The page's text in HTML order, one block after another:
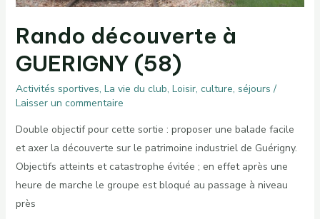
Rando découverte à
GUERIGNY (58)
Activités sportives, La vie du club, Loisir, culture, séjours /
Laisser un commentaire
Double objectif pour cette sortie : proposer une balade facile
et axer la découverte sur le patrimoine industriel de Guérigny.
Objectifs atteints et catastrophe évitée ; en effet après une
heure de marche le groupe est bloqué au passage à niveau
près